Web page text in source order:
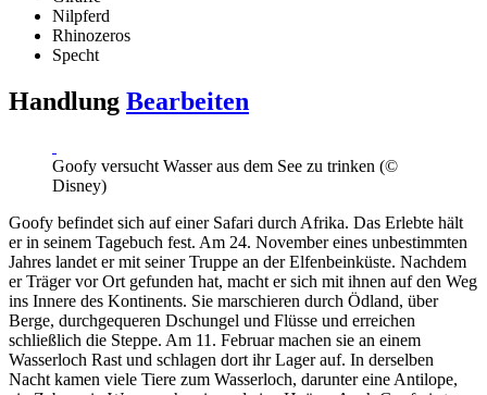
Nilpferd
Rhinozeros
Specht
Handlung Bearbeiten
Goofy versucht Wasser aus dem See zu trinken (©
Disney)
Goofy befindet sich auf einer Safari durch Afrika. Das Erlebte hält
er in seinem Tagebuch fest. Am 24. November eines unbestimmten
Jahres landet er mit seiner Truppe an der Elfenbeinküste. Nachdem
er Träger vor Ort gefunden hat, macht er sich mit ihnen auf den Weg
ins Innere des Kontinents. Sie marschieren durch Ödland, über
Berge, durchgequeren Dschungel und Flüsse und erreichen
schließlich die Steppe. Am 11. Februar machen sie an einem
Wasserloch Rast und schlagen dort ihr Lager auf. In derselben
Nacht kamen viele Tiere zum Wasserloch, darunter eine Antilope,